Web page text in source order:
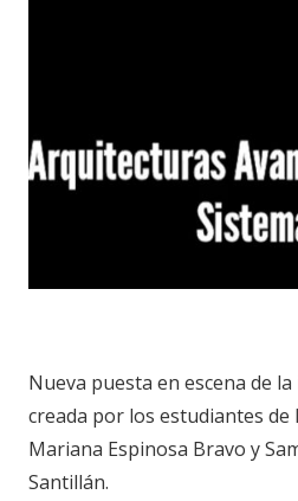
Nueva puesta en escena de
creada por los estudiantes
Mariana Espinosa Bravo y
Santillán.